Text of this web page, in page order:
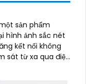
sản phẩm
hình ảnh sắc nét
sát từ xa qua điện